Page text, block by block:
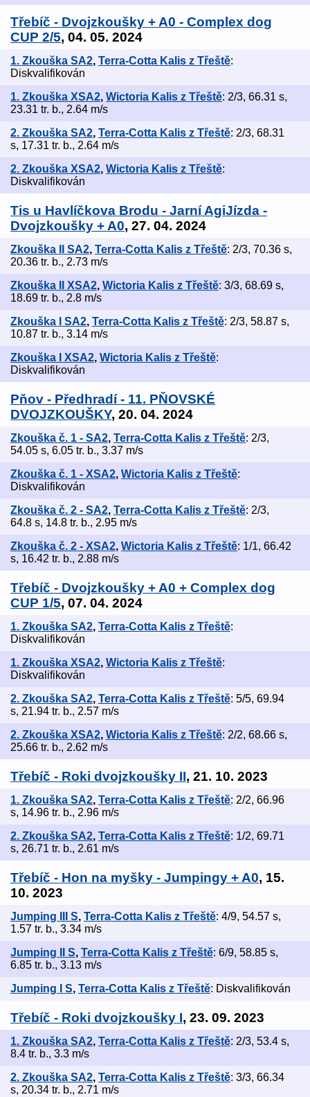
Třebíč - Dvojzkoušky + A0 - Complex dog
CUP 2/5, 04. 05. 2024
1. Zkouška SA2, Terra-Cotta Kalis z Třeště:
Diskvalifikován
1. Zkouška XSA2, Wictoria Kalis z Třeště: 2/3, 66.31 s,
23.31 tr. b., 2.64 m/s
2. Zkouška SA2, Terra-Cotta Kalis z Třeště: 2/3, 68.31
s, 17.31 tr. b., 2.64 m/s
2. Zkouška XSA2, Wictoria Kalis z Třeště:
Diskvalifikován
Tis u Havlíčkova Brodu - Jarní AgiJízda -
Dvojzkoušky + A0, 27. 04. 2024
Zkouška II SA2, Terra-Cotta Kalis z Třeště: 2/3, 70.36 s,
20.36 tr. b., 2.73 m/s
Zkouška II XSA2, Wictoria Kalis z Třeště: 3/3, 68.69 s,
18.69 tr. b., 2.8 m/s
Zkouška I SA2, Terra-Cotta Kalis z Třeště: 2/3, 58.87 s,
10.87 tr. b., 3.14 m/s
Zkouška I XSA2, Wictoria Kalis z Třeště:
Diskvalifikován
Pňov - Předhradí - 11. PŇOVSKÉ
DVOJZKOUŠKY, 20. 04. 2024
Zkouška č. 1 - SA2, Terra-Cotta Kalis z Třeště: 2/3,
54.05 s, 6.05 tr. b., 3.37 m/s
Zkouška č. 1 - XSA2, Wictoria Kalis z Třeště:
Diskvalifikován
Zkouška č. 2 - SA2, Terra-Cotta Kalis z Třeště: 2/3,
64.8 s, 14.8 tr. b., 2.95 m/s
Zkouška č. 2 - XSA2, Wictoria Kalis z Třeště: 1/1, 66.42
s, 16.42 tr. b., 2.88 m/s
Třebíč - Dvojzkoušky + A0 + Complex dog
CUP 1/5, 07. 04. 2024
1. Zkouška SA2, Terra-Cotta Kalis z Třeště:
Diskvalifikován
1. Zkouška XSA2, Wictoria Kalis z Třeště:
Diskvalifikován
2. Zkouška SA2, Terra-Cotta Kalis z Třeště: 5/5, 69.94
s, 21.94 tr. b., 2.57 m/s
2. Zkouška XSA2, Wictoria Kalis z Třeště: 2/2, 68.66 s,
25.66 tr. b., 2.62 m/s
Třebíč - Roki dvojzkoušky II, 21. 10. 2023
1. Zkouška SA2, Terra-Cotta Kalis z Třeště: 2/2, 66.96
s, 14.96 tr. b., 2.96 m/s
2. Zkouška SA2, Terra-Cotta Kalis z Třeště: 1/2, 69.71
s, 26.71 tr. b., 2.61 m/s
Třebíč - Hon na myšky - Jumpingy + A0, 15.
10. 2023
Jumping III S, Terra-Cotta Kalis z Třeště: 4/9, 54.57 s,
1.57 tr. b., 3.34 m/s
Jumping II S, Terra-Cotta Kalis z Třeště: 6/9, 58.85 s,
6.85 tr. b., 3.13 m/s
Jumping I S, Terra-Cotta Kalis z Třeště: Diskvalifikován
Třebíč - Roki dvojzkoušky I, 23. 09. 2023
1. Zkouška SA2, Terra-Cotta Kalis z Třeště: 2/3, 53.4 s,
8.4 tr. b., 3.3 m/s
2. Zkouška SA2, Terra-Cotta Kalis z Třeště: 3/3, 66.34
s, 20.34 tr. b., 2.71 m/s